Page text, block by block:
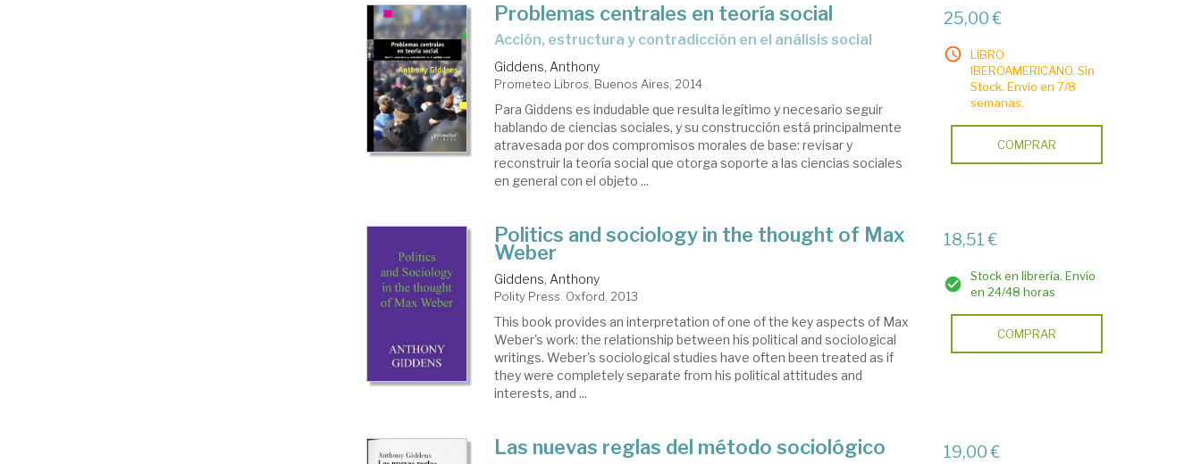
Problemas centrales en teoría social
acción, estructura y contradicción en el análisis social
Giddens, Anthony
Prometeo Libros. Buenos Aires, 2014
Para Giddens es indudable que resulta legí­timo y necesario seguir
hablando de ciencias sociales, y su construcción está principalmente
atravesada por dos compromisos morales de base: revisar y
reconstruir la teoría social que otorga soporte a las ciencias sociales
en general con el objeto ...
25,00 €
LIBRO
IBEROAMERICANO. Sin
Stock. Envío en 7/8
semanas.
COMPRAR
Politics and sociology in the thought of Max
Weber
Giddens, Anthony
Polity Press. Oxford, 2013
This book provides an interpretation of one of the key aspects of Max
Weber's work: the relationship between his political and sociological
writings. Weber's sociological studies have often been treated as if
they were completely separate from his political attitudes and
interests, and ...
18,51 €
Stock en librería. Envío
en 24/48 horas
COMPRAR
Las nuevas reglas del método sociológico 19,00 €